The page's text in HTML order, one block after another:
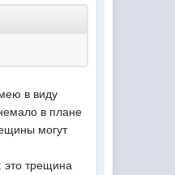
в виду
в плане
могут
это трещина